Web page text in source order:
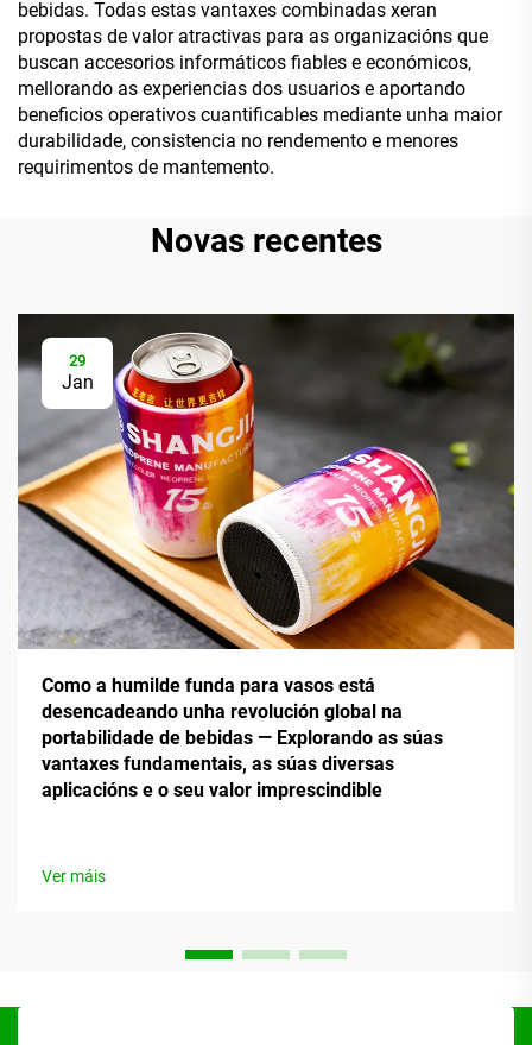
bebidas. Todas estas vantaxes combinadas xeran
propostas de valor atractivas para as organizacións que
buscan accesorios informáticos fiables e económicos,
mellorando as experiencias dos usuarios e aportando
beneficios operativos cuantificables mediante unha maior
durabilidade, consistencia no rendemento e menores
requirimentos de mantemento.
Novas recentes
29
Jan
Como a humilde funda para vasos está
desencadeando unha revolución global na
portabilidade de bebidas — Explorando as súas
vantaxes fundamentais, as súas diversas
aplicacións e o seu valor imprescindible
Ver máis